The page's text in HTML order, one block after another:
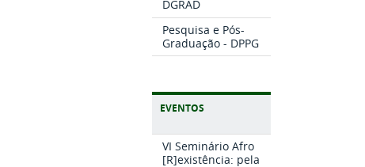
DGRAD
Pesquisa e Pós-
Graduação - DPPG
EVENTOS
VI Seminário Afro
[R]existência: pela